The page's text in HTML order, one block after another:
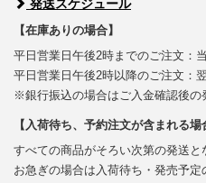
発送スケジュール
【在庫ありの場合】
平日営業日午後2時までのご注文：
平日営業日午後2時以降のご注文：
※銀行振込の場合はご入金確認後の
【入荷待ち、予約注文が含まれる場
すべての商品がそろい次第の発送と
お急ぎの場合は入荷待ち・発売予